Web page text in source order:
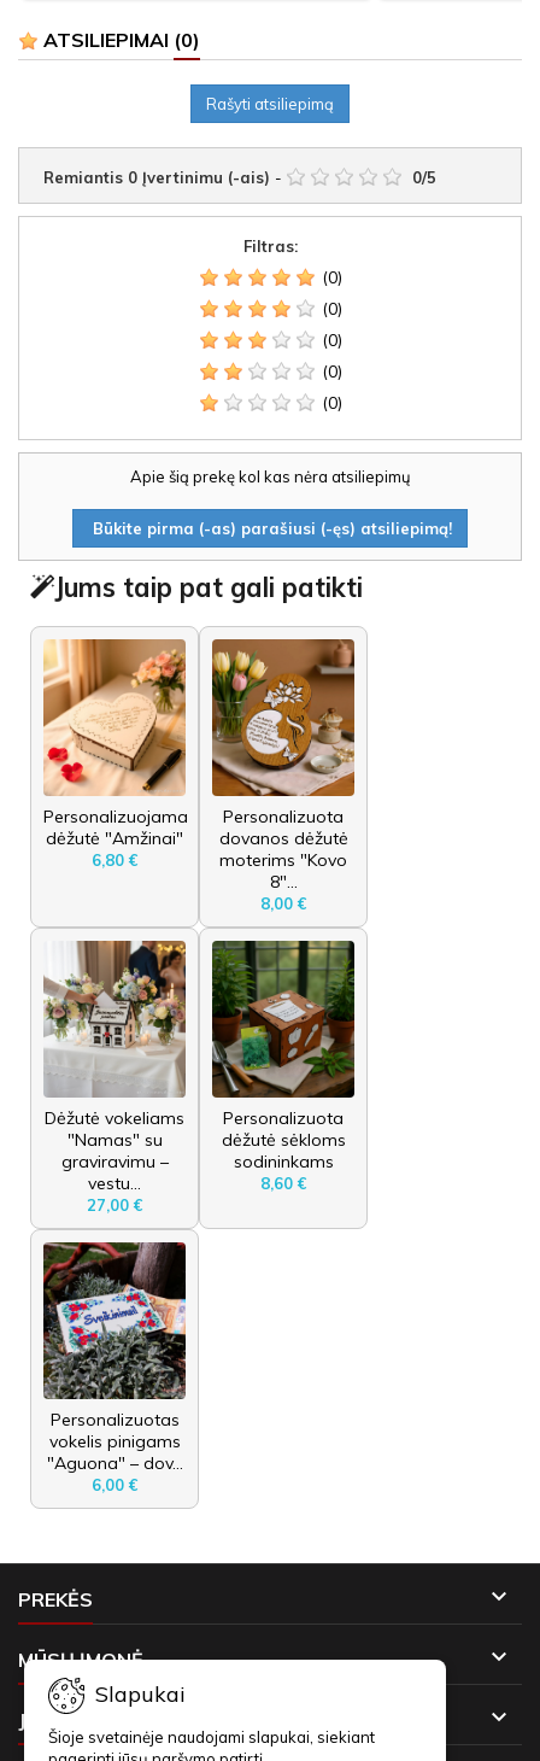
ATSILIEPIMAI (0)
Rašyti atsiliepimą
Remiantis 0 Įvertinimu (-ais) - 0/5
Filtras:
(0)
(0)
(0)
(0)
(0)
Apie šią prekę kol kas nėra atsiliepimų
Būkite pirma (-as) parašiusi (-ęs) atsiliepimą!
Jums taip pat gali patikti
Personalizuojama
dėžutė "Amžinai"
6,80 €
Personalizuota
dovanos dėžutė
moterims "Kovo
8"...
8,00 €
Dėžutė vokeliams
"Namas" su
graviravimu –
vestu...
27,00 €
Personalizuota
dėžutė sėkloms
sodininkams
8,60 €
Personalizuotas
vokelis pinigams
"Aguona" – dov...
6,00 €
PREKĖS 
MŪSŲ ĮMONĖ 
JŪSŲ PASKYRA 
Slapukai
Šioje svetainėje naudojami slapukai, siekiant